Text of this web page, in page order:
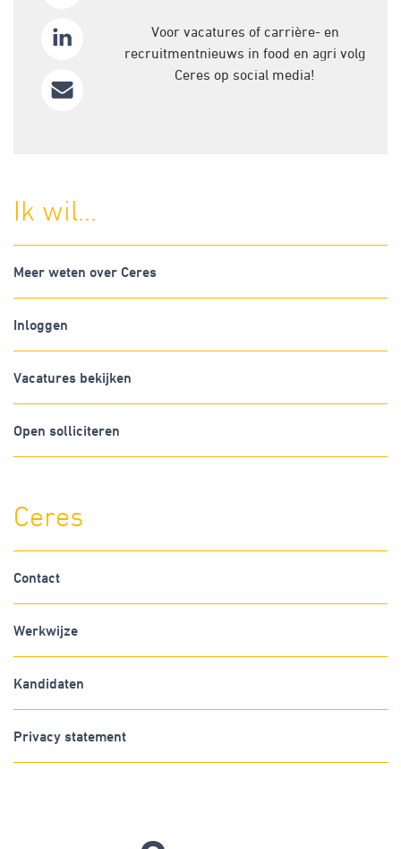
Voor vacatures of carrière- en
recruitmentnieuws in food en agri volg
Ceres op social media!
Ik wil...
Meer weten over Ceres
Inloggen
Vacatures bekijken
Open solliciteren
Ceres
Contact
Werkwijze
Kandidaten
Privacy statement